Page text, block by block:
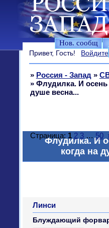
Нов. сообщ
Привет, Гость! Войдите
» Россия - Запад »
» Флудилка. И осень
душе весна...
Флудилка. И
когда на
Страница: 1 2 3 … 50
Линси
Блуждающий